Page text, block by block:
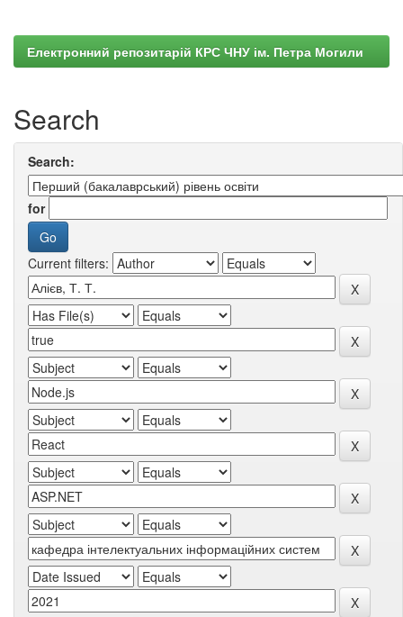
Електронний репозитарій КРС ЧНУ ім. Петра Могили
Search
Search:
for
Current filters: